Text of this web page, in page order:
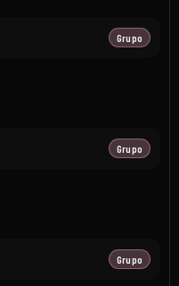
Grupo
Grupo
Grupo